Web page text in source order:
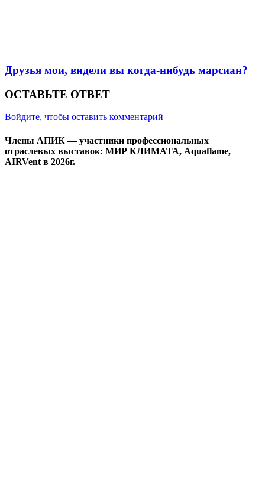
Друзья мои, видели вы когда-нибудь марсиан?
ОСТАВЬТЕ ОТВЕТ
Войдите, чтобы оставить комментарий
Члены АПИК — участники профессиональных
отраслевых выставок: МИР КЛИМАТА, Aquaflame,
AIRVent в 2026г.